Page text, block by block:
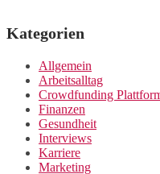
Kategorien
Allgemein
Arbeitsalltag
Crowdfunding
Finanzen
Gesundheit
Interviews
Karriere
Marketing